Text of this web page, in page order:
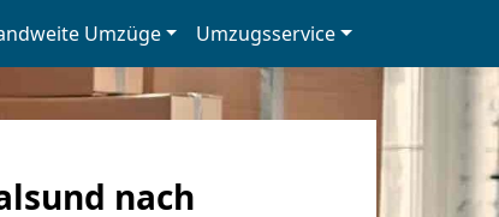
Umzüge Umzugsservice
nach